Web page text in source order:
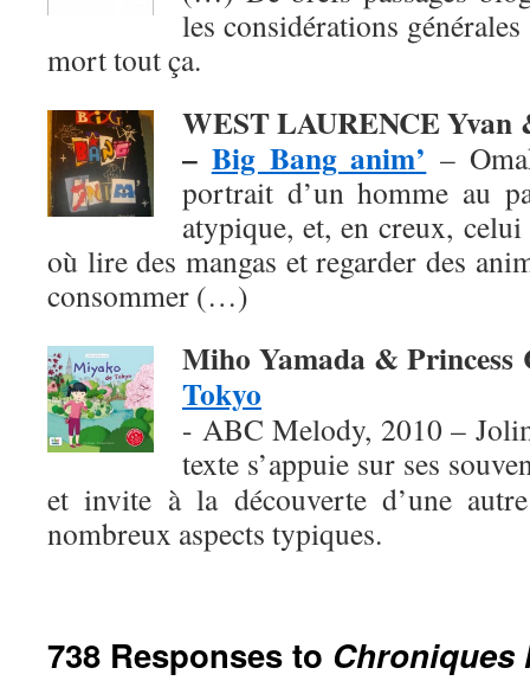
les considérations
mort tout ça.
WEST LAURENCE Yvan
– Big Bang anim’ –
portrait d’un homme au
atypique, et, en creux,
où lire des mangas et regarder des
consommer (…)
Miho Yamada & Princess
Tokyo
- ABC Melody, 2010 –
texte s’appuie sur ses
et invite à la découverte d’une
nombreux aspects typiques.
738 Responses to Chroniques